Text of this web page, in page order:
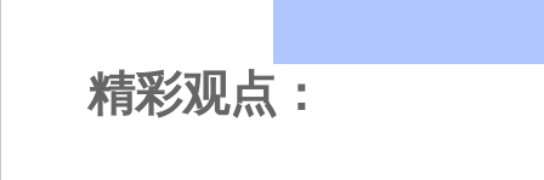
精彩观点：